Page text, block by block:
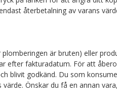
återbetalning av varans
är bruten) eller
efter fakturadatum. För att
blivit godkänd. Du som
Önskar du få en annan